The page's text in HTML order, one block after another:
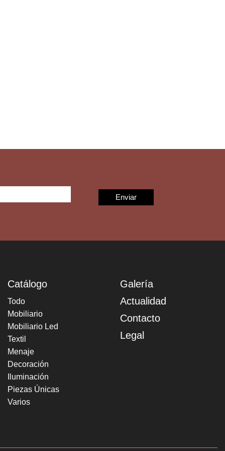
Catálogo
Todo
Mobiliario
Mobiliario Led
Textil
Menaje
Decoración
Iluminación
Piezas Únicas
Varios
Galería
Actualidad
Contacto
Legal